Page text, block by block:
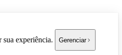
sua experiência. Gerenciar